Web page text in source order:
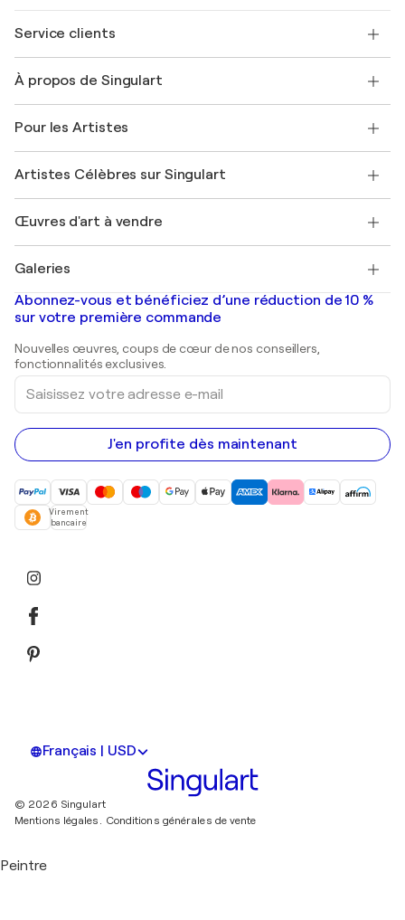
Service clients
Expédition
Offrir une carte cadeau
Rejoignez notre programme commercial
Mon compte
+33 1 76 44 06 42
À propos de Singulart
FAQ
Magazine Singulart
Emplois
Découvrez une sélection d'art original
Pour les Artistes
Se connecter en tant qu'Artiste
Artistes Célèbres sur Singulart
Marc Chagall
Banksy
Mr. Brainwash
Shepard Fairey
Œuvres d'art à vendre
Tableaux abstraits à vendre
Peintures de paysage
Estampes
Peintures acryliques
Galeries
Galeries d'art en France
Galeries d'art en Belgique
Abonnez-vous et bénéficiez d’une réduction de 10 %
sur votre première commande
Nouvelles œuvres, coups de cœur de nos conseillers,
fonctionnalités exclusives.
Saisissez
votre
adresse
e-
mail
J'en profite dès maintenant
Virement
bancaire
Français | USD
© 2026 Singulart
Mentions légales. Conditions générales de vente
Peintre